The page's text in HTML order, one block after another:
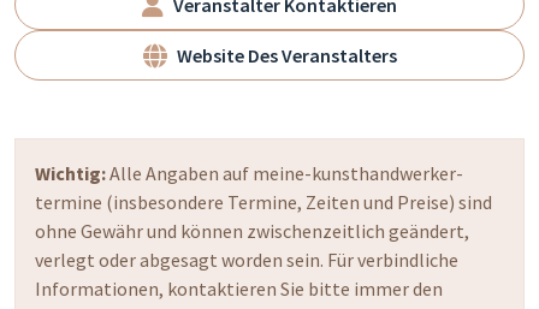
Veranstalter Kontaktieren
Website Des Veranstalters
Wichtig:Alle Angaben auf meine-kunsthandwerker-
termine (insbesondere Termine, Zeiten und Preise) sind
ohne Gewähr und können zwischenzeitlich geändert,
verlegt oder abgesagt worden sein. Für verbindliche
Informationen, kontaktieren Sie bitte immer den